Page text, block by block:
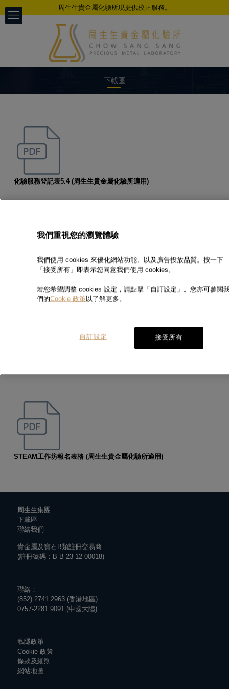
周生生貴金屬化驗所現提供校正服務。
下載區
以科学、公正、准确、及时的专业态度
为不同客户提供检测服务
化驗服務登記表5.4 (周生生貴金屬化驗所適用)
XRF檢測服務登記表 (周生生貴金屬化驗所適用)
STEAM工作坊報名表格(周生生貴金屬化驗所適用)
周生生集團
下載區
聯絡我們
貴金屬及寶石B類註冊交易商
(註冊號碼：B-B-23-12-00018)
聯絡：
(852) 2741 2963 (香港地區)
0757-2281 9091 (中國大陸)
私隱政策
Cookie 政策
條款及細則
網站地圖
我們重視您的瀏覽體驗
我們使用 cookies 來優化網站功能、以及廣告投放品質。按一下
「接受所有」即表示您同意我們使用 cookies。
若您希望調整 cookies 設定，請點擊「自訂設定」。您亦可參閱
們的Cookie 政策 以了解更多。
接受所有
自訂設定